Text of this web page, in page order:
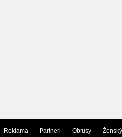
Reklama Partneri Obrusy